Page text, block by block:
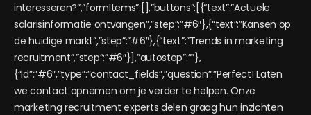
interesseren?”,”formItems”:[],”buttons”:[{“text”:”Actuele
salarisinformatie ontvangen”,”step”:”#6″},{“text”:”Kansen op
de huidige markt”,”step”:”#6″},{“text”:”Trends in marketing
recruitment”,”step”:”#6″}],”autostep”:””},
{“id”:”#6″,”type”:”contact_fields”,”question”:”Perfect! Laten
we contact opnemen om je verder te helpen. Onze
marketing recruitment experts delen graag hun inzichten